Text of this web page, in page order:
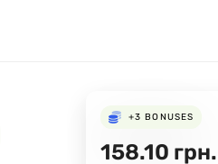
+3 BONUSES
158.10 грн.